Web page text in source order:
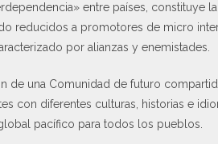
entre países, constituye
reducidos a promotores de micro
por alianzas y enemistades.
de una Comunidad de futuro
con diferentes culturas, historias e
pacífico para todos los pueblos.